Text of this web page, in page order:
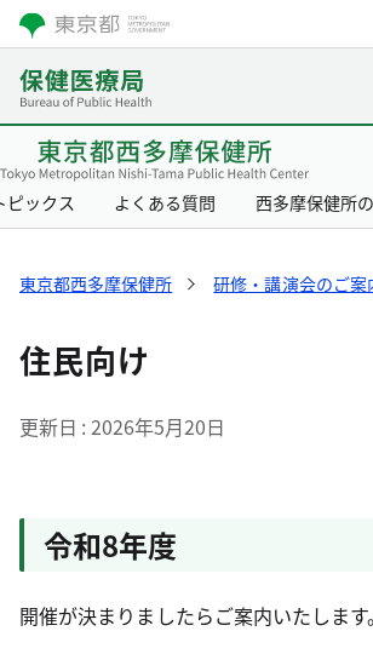
ピックス よくある質問 西多摩保健所
東京都西多摩保健所 研修・講演会のご案
住民向け
更新日 2026年5月20日
令和8年度
開催が決まりましたらご案内いたします。